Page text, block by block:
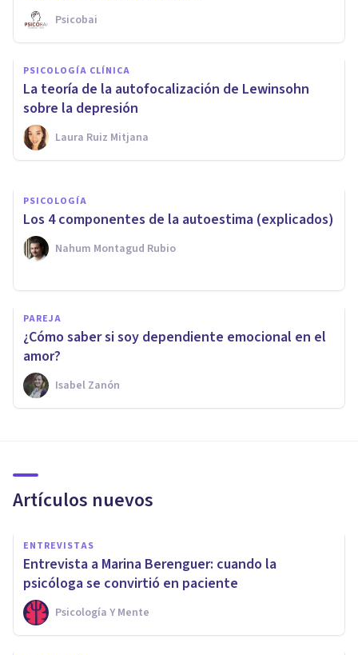
Psicobai
PSICOLOGÍA CLÍNICA
La teoría de la autofocalización de Lewinsohn
sobre la depresión
Laura Ruiz Mitjana
PSICOLOGÍA CLÍNICA
Modelo del triple sistema de
respuesta: qué es, partes y
características
Nahum Montagud Rubio
PSICOLOGÍA
Los 4 componentes de la autoestima (explicados)
Nahum Montagud Rubio
PAREJA
¿Cómo saber si soy dependiente emocional en el
amor?
Isabel Zanón
Artículos nuevos
ENTREVISTAS
Entrevista a Marina Berenguer: cuando la
psicóloga se convirtió en paciente
Psicología Y Mente